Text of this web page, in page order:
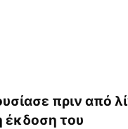
πριν από
έκδοση του